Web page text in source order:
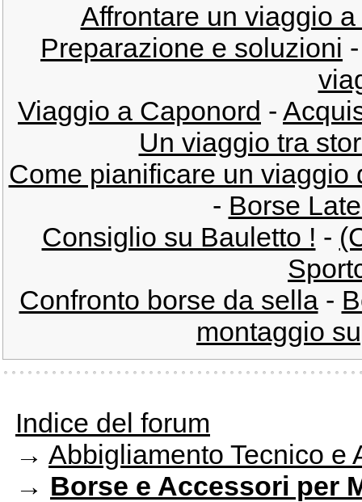
Affrontare un viaggio
Preparazione e soluzioni
Viaggio a Caponord -
Un viaggio tra
Come pianificare un viaggio
- Borse
Consiglio su Bauletto ! -
Confronto borse da sella-
montaggio
Indice del forum
→ Abbigliamento Tecnico e
→ Borse e Accessori per